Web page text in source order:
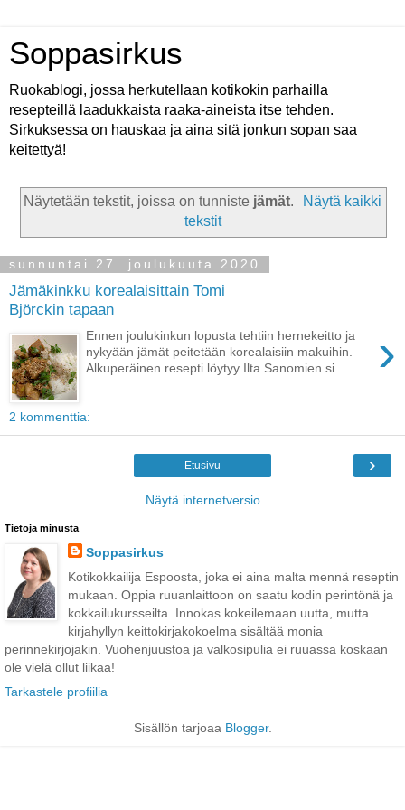
Soppasirkus
Ruokablogi, jossa herkutellaan kotikokin parhailla
resepteillä laadukkaista raaka-aineista itse tehden.
Sirkuksessa on hauskaa ja aina sitä jonkun sopan saa
keitettyä!
Näytetään tekstit, joissa on tunniste jämät.
Näytä kaikki
tekstit
sunnuntai 27. joulukuuta 2020
Jämäkinkku korealaisittain Tomi
Björckin tapaan
›
Ennen joulukinkun lopusta tehtiin hernekeitto ja
nykyään jämät peitetään korealaisiin makuihin.
Alkuperäinen resepti löytyy Ilta Sanomien si...
2 kommenttia:
›
Etusivu
Näytä internetversio
Tietoja minusta
Soppasirkus
Kotikokkailija Espoosta, joka ei aina malta mennä reseptin
mukaan. Oppia ruuanlaittoon on saatu kodin perintönä ja
kokkailukursseilta. Innokas kokeilemaan uutta, mutta
kirjahyllyn keittokirjakokoelma sisältää monia
perinnekirjojakin. Vuohenjuustoa ja valkosipulia ei ruuassa koskaan
ole vielä ollut liikaa!
Tarkastele profiilia
Sisällön tarjoaa Blogger.